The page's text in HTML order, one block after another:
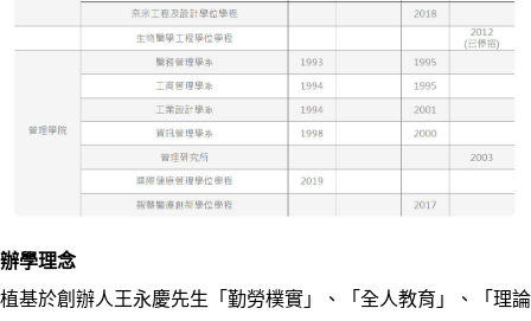
辦學理念
植基於創辦人王永慶先生「勤勞樸實」、「全人教育」、「理論